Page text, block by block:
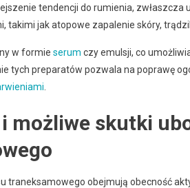
tendencji do rumienia, zwłaszcza
takimi jak atopowe zapalenie skóry,
w formie serum czy emulsji, co
tych preparatów pozwala na poprawę
możliwe skutki
traneksamowego obejmują obecność